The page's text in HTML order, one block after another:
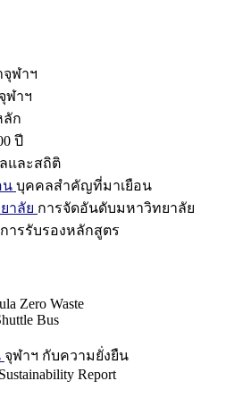
ฬาฯ
ฬาฯ
ลัก
ปี
และสถิติ
น บุคคลสำคัญที่มาเยือน
าลัย การจัดอันดับมหาวิทยาลัย
การรับรองหลักสูตร
Zero Waste
Bus
จุฬาฯ กับความยั่งยืน
Sustainability Report